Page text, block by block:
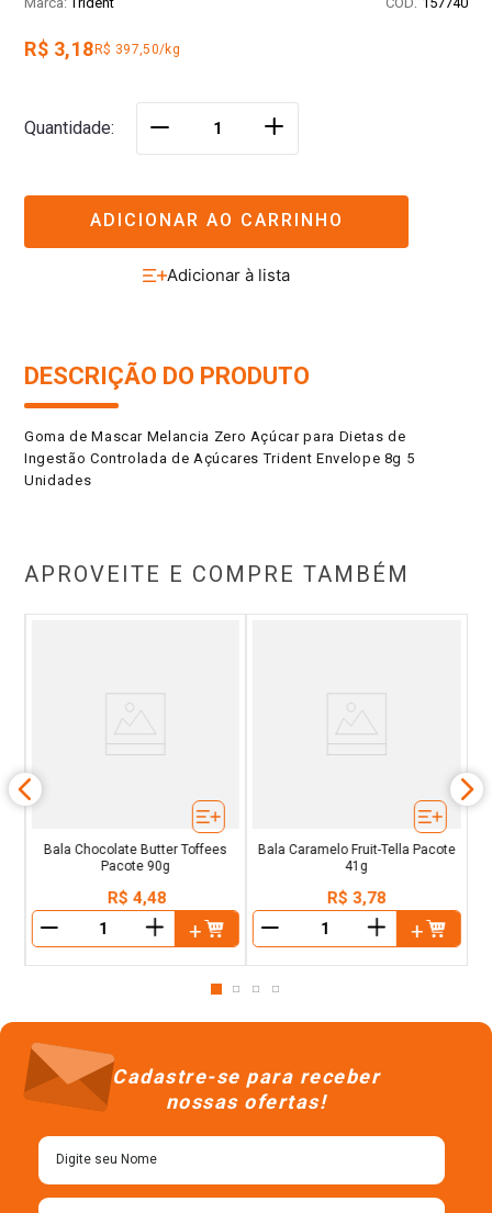
R$ 3,18 R$ 397,50/kg
Quantidade ＋
ADICIONAR AO CARRINHO
DESCRIÇÃO DO PRODUTO
Goma de Mascar Melancia Zero Açúcar para Dietas de
Ingestão Controlada de Açúcares Trident Envelope 8g 5
Unidades
APROVEITE E COMPRE TAMBÉM
Bala Chocolate Butter Toffees
Pacote 90g
R$ 4,48
＋
Bala Caramelo Fruit-Tella Pacote
41g
R$ 3,78
＋
Cadastre-se para receber
nossas ofertas!